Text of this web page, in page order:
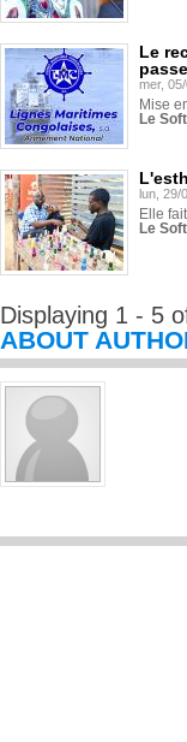
Le
mer,
Mise
Le
lun, 29/
Elle
Le
Displaying 1 - 5
ABOUT